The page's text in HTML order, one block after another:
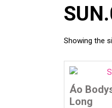
Showing the
Áo
Long